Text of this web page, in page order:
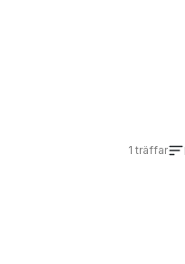
1 träffar